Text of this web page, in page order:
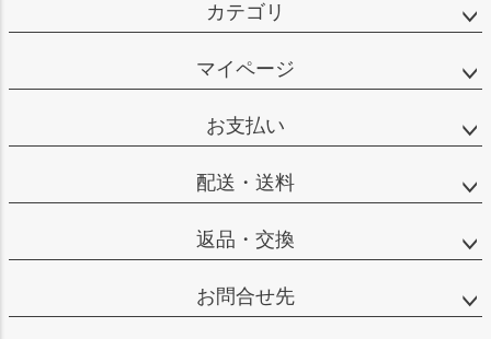
カテゴリ
マイページ
お支払い
配送・送料
返品・交換
お問合せ先